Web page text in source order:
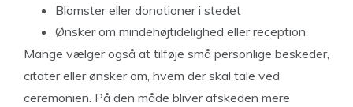
Blomster eller donationer i stedet
Ønsker om mindehøjtidelighed eller reception
Mange vælger også at tilføje små personlige beskeder,
citater eller ønsker om, hvem der skal tale ved
ceremonien. På den måde bliver afskeden mere